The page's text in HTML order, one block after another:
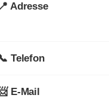
📍 Adresse
Telefon
E-Mail